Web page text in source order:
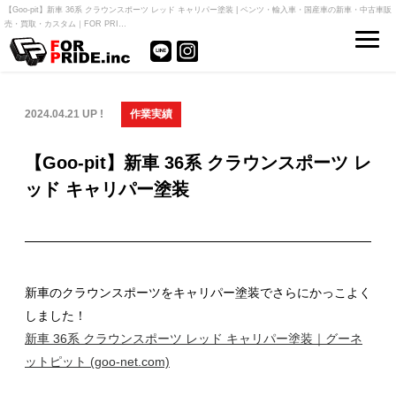
【Goo-pit】新車 36系 クラウンスポーツ レッド キャリパー塗装 | ベンツ・輸入車・国産車の新車・中古車販
売・買取・カスタム｜FOR PRI…
2024.04.21 UP ! 作業実績
【Goo-pit】新車 36系 クラウンスポーツ レ
ッド キャリパー塗装
新車のクラウンスポーツをキャリパー塗装でさらにかっこよく
しました！
新車 36系 クラウンスポーツ レッド キャリパー塗装｜グーネ
ットピット (goo-net.com)